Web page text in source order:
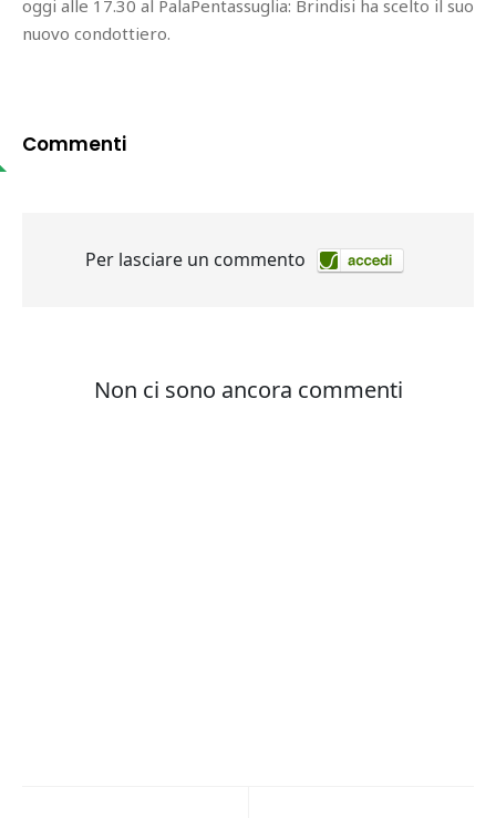
oggi alle 17.30 al PalaPentassuglia: Brindisi ha scelto il suo
nuovo condottiero.
Commenti